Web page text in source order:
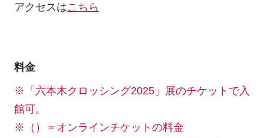
アクセスはこちら
料金
※「六本木クロッシング2025」展のチケットで入
館可。
※（）＝オンラインチケットの料金